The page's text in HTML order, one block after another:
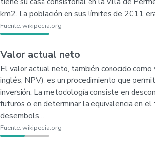
km2. La población en sus límites de 2011
Fuente: wikipedia.org
Valor actual neto
El valor actual neto, también conocido
inglés, NPV), es un procedimiento que
inversión. La metodología consiste en
futuros o en determinar la equivalencia en
desembols…
Fuente: wikipedia.org